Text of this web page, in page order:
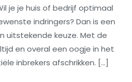
je je huis of bedrijf optimaal
indringers? Dan is een
uitstekende keuze. Met de
en overal een oogje in het
inbrekers afschrikken. […]